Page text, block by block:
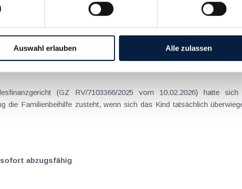
Auswahl erlauben Alle zulassen
Gastronomie resultieren – typischerweise stellt sich das Problem in der...
die Familienbeihilfe zusteht, wenn sich das Kind tatsächlich
abzugsfähig